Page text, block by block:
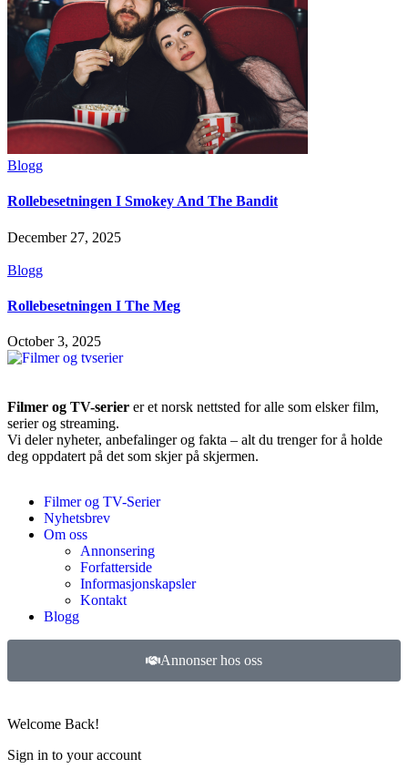
Blogg
Rollebesetningen I Smokey And The Bandit
December 27, 2025
Blogg
Rollebesetningen I The Meg
October 3, 2025
Filmer og TV-serier er et norsk nettsted for alle som elsker film,
serier og streaming.
Vi deler nyheter, anbefalinger og fakta – alt du trenger for å holde
deg oppdatert på det som skjer på skjermen.
Filmer og TV-Serier
Nyhetsbrev
Om oss
Annonsering
Forfatterside
Informasjonskapsler
Kontakt
Blogg
Annonser hos oss
Welcome Back!
Sign in to your account